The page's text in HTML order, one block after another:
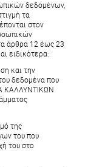
δεδομένων,
τα
στον
άρθρα 12 έως 23
ειδικότερα:
και την
δεδομένα που
ΚΑΛΛΥΝΤΙΚΩΝ
της
του που
του στο